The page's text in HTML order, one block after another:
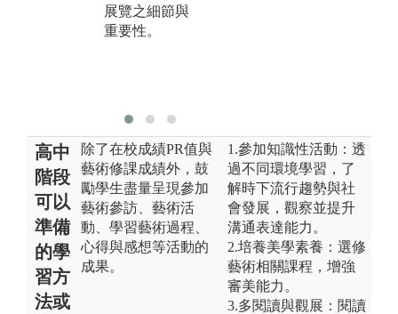
展覽之細節與
重要性。
高中
階段
可以
準備
的學
習方
法或
除了在校成績PR值與
藝術修課成績外，鼓
勵學生盡量呈現參加
藝術參訪、藝術活
動、學習藝術過程、
心得與感想等活動的
成果。
1.參加知識性活動：透
過不同環境學習，了
解時下流行趨勢與社
會發展，觀察並提升
溝通表達能力。
2.培養美學素養：選修
藝術相關課程，增強
審美能力。
3.多閱讀與觀展：閱讀